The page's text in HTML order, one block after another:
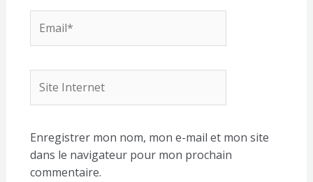
Internet
Enregistrer mon nom, mon e-mail et mon site
dans le navigateur pour mon prochain
commentaire.